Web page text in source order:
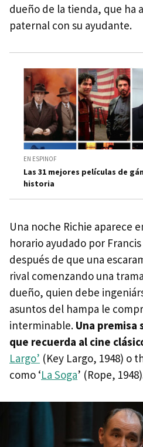
dueño de la tienda, que ha
paternal con su ayudante.
EN ESPINOF
Las 31 mejores películas de
historia
Una noche Richie aparece
horario ayudado por
después de que una
rival comenzando una
dueño, quien debe
asuntos del hampa le
interminable. Una
que recuerda al cine
Largo’ (Key Largo, 1948) o
como ‘La Soga’ (Rope,